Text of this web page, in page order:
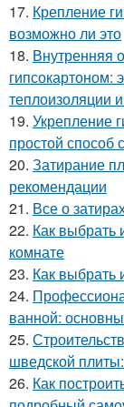
17. Крепление
возможно ли это
18. Внутренняя
теплоизоляции
19. Укрепление
простой способ
20. Затирание
рекомендации
21. Все о
22. Как выбрать
комнате
23. Как выбрать
24.
ванной:
25.
шведской
26. Как